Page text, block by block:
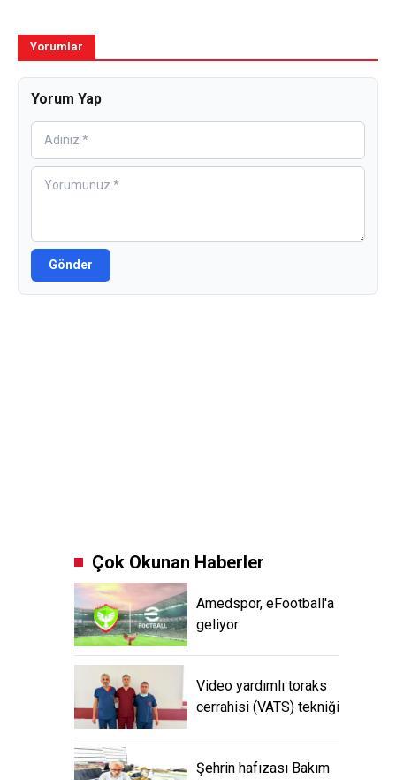
Yorumlar
Yorum Yap
Gönder
Çok Okunan Haberler
Amedspor, eFootball'a
geliyor
Video yardımlı toraks
cerrahisi (VATS) tekniği
Şehrin hafızası Bakım